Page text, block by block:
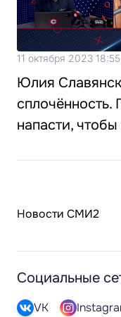
11 октября 2023 18:55
Юлия
сплочённость.
напасти,
Новости СМИ2
Социальные
VK